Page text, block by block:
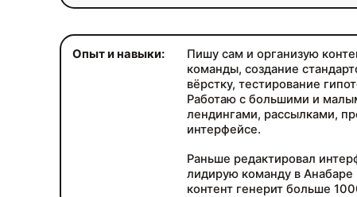
Опыт и навыки:
Пишу сам и организую
команды, создание
вёрстку, тестирование
Работаю с большими и
лендингами, рассылками,
интерфейсе.
Раньше редактировал
лидирую команду в Анабаре
контент генерит больше